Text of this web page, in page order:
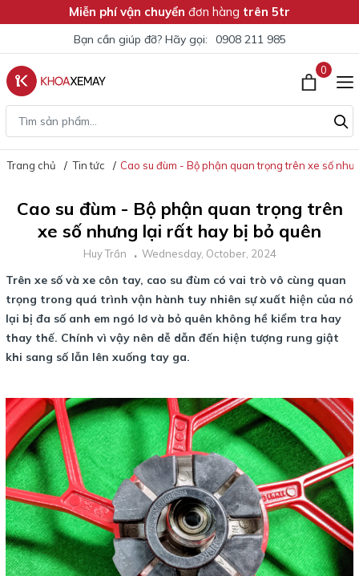
Miễn phí vận chuyển đơn hàng trên 5tr
Bạn cần giúp đỡ? Hãy gọi: 0908 211 985
0
Trang chủ Tin tức Cao su đùm - Bộ phận quan trọng trên xe số
Cao su đùm - Bộ phận quan trọng trên
xe số nhưng lại rất hay bị bỏ quên
Huy Trần Wednesday, October, 2024
Trên xe số và xe côn tay, cao su đùm có vai trò vô cùng quan
trọng trong quá trình vận hành tuy nhiên sự xuất hiện của nó
lại bị đa số anh em ngó lơ và bỏ quên không hề kiểm tra hay
thay thế. Chính vì vậy nên dễ dẫn đến hiện tượng rung giật
khi sang số lẫn lên xuống tay ga.